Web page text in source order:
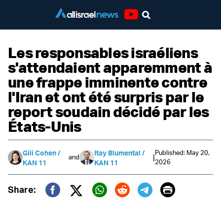
Les responsables israéliens
s'attendaient apparemment à
une frappe imminente contre
l'Iran et ont été surpris par le
report soudain décidé par les
États-Unis
Gili Cohen /
KAN 11
and
Itay Blumental /
KAN 11
|Published: May 20,
2026
Share:
Twitter (X)
Print